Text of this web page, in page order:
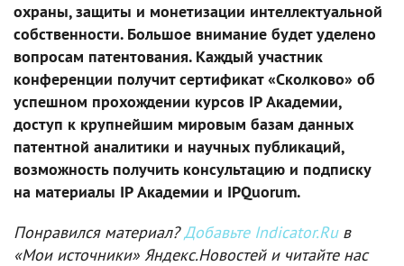
охраны, защиты и монетизации интеллектуальной
собственности. Большое внимание будет уделено
вопросам патентования. Каждый участник
конференции получит сертификат «Сколково» об
успешном прохождении курсов IP Академии,
доступ к крупнейшим мировым базам данных
патентной аналитики и научных публикаций,
возможность получить консультацию и подписку
на материалы IP Академии и IPQuorum.
Понравился материал?Добавьте Indicator.Ruв
«Мои источники» Яндекс.Новостей и читайте нас